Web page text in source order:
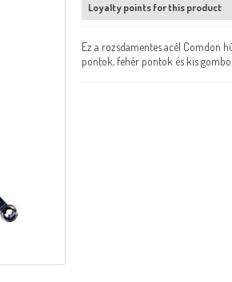
Loyalty points for this product
Ez a rozsdamentes acél Comdon
pontok, fehér pontok és kis